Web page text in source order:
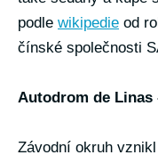
podle wikipedie od
čínské společnosti
Autodrom de Linas
Závodní okruh